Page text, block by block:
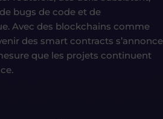
bugs de code et de
Avec des blockchains comme
des smart contracts s’annonce
que les projets continuent